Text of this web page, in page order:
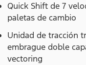
Quick Shift de 7
paletas de cambio
Unidad de tracción
embrague doble
vectoring